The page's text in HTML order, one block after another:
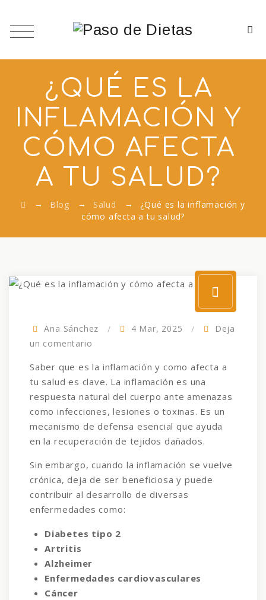
¿QUÉ ES LA
INFLAMACIÓN Y
CÓMO AFECTA
A TU SALUD?
→ Blog → Salud →
¿Qué es la inflamación y
cómo afecta a tu salud?
Ana Sánchez 4 Mar, 2025
Deja
un comentario
Saber que es la inflamación y como afecta a
tu salud es clave. La inflamación es una
respuesta natural del cuerpo ante amenazas
como infecciones, lesiones o toxinas. Es un
mecanismo de defensa esencial que ayuda
en la recuperación de tejidos dañados.
Sin embargo, cuando la inflamación se vuelve
crónica, deja de ser beneficiosa y puede
contribuir al desarrollo de diversas
enfermedades como:
Diabetes tipo 2
Artritis
Alzheimer
Enfermedades cardiovasculares
Cáncer